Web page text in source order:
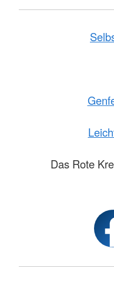
Das Rote